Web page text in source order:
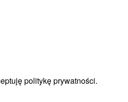
politykę prywatności.